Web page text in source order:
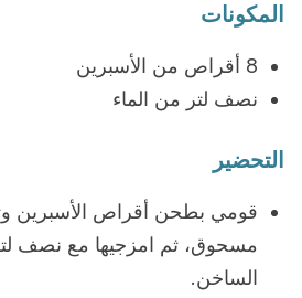
المكونات
8 أقراص من الأسبرين
نصف لتر من الماء
التحضير
قومي بطحن أقراص الأسبرين
مسحوق، ثم امزجيها مع نصف
الساخن.